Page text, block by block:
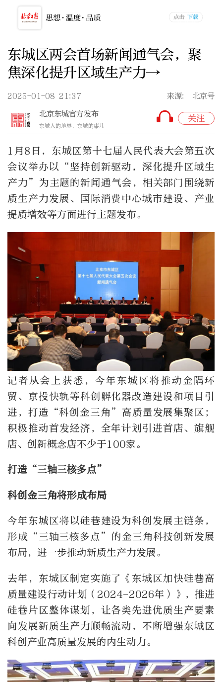
东城区两会首场新闻通气会，聚
焦深化提升区域生产力→
2025-01-08 21:37
来源: 北京号
北京东城官方发布
东城人的地界，东城的事儿
关注
1月8日，东城区第十七届人民代表大会第五次
会议举办以“坚持创新驱动，深化提升区域生
产力”为主题的新闻通气会，相关部门围绕新
质生产力发展、国际消费中心城市建设、产业
提质增效等方面进行主题发布。
记者从会上获悉，今年东城区将推动金隅环
贸、京投快轨等科创孵化器改造建设和项目引
进，打造“科创金三角”高质量发展集聚区；
积极推动首发经济，全年计划引进首店、旗舰
店、创新概念店不少于100家。
打造“三轴三核多点”
科创金三角将形成布局
今年东城区将以硅巷建设为科创发展主链条，
形成“三轴三核多点”的金三角科技创新发展
布局，进一步推动新质生产力发展。
去年，东城区制定实施了《东城区加快硅巷高
质量建设行动计划（2024-2026年）》，推进
硅巷片区整体谋划，让各类先进优质生产要素
向发展新质生产力顺畅流动，不断增强东城区
科创产业高质量发展的内生动力。